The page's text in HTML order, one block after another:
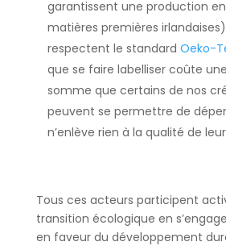
garantissent une production
matières premières
respectent le standard Oeko-
que se faire labelliser coûte
somme que certains de nos
peuvent se permettre de
n’enlève rien à la qualité de
Tous ces acteurs participent
transition écologique en
en faveur du développement